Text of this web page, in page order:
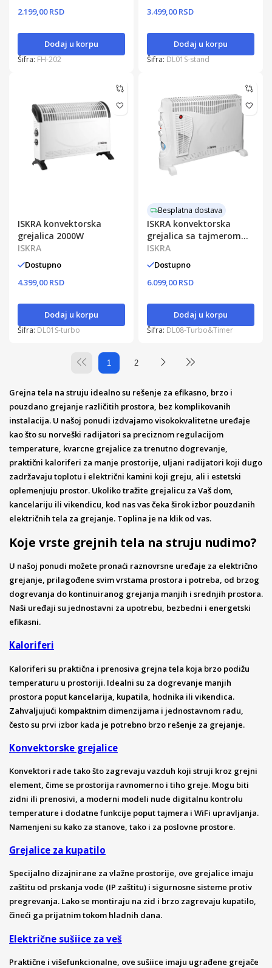
2.199,00 RSD
Dodaj u korpu
Šifra: FH-202
3.499,00 RSD
Dodaj u korpu
Šifra: DL01S-stand
ISKRA konvektorska
grejalica 2000W
ISKRA
Dostupno
4.399,00 RSD
Dodaj u korpu
Šifra: DL01S-turbo
Besplatna dostava
ISKRA konvektorska
grejalica sa tajmerom
2000W
ISKRA
Dostupno
6.099,00 RSD
Dodaj u korpu
Šifra: DL08-Turbo&Timer
1 2
Grejna tela na struju idealno su rešenje za efikasno, brzo i
pouzdano grejanje različitih prostora, bez komplikovanih
instalacija. U našoj ponudi izdvajamo visokokvalitetne uređaje
kao što su norveški radijatori sa preciznom regulacijom
temperature, kvarcne grejalice za trenutno dogrevanje,
praktični kaloriferi za manje prostorije, uljani radijatori koji dugo
zadržavaju toplotu i električni kamini koji greju, ali i estetski
oplemenjuju prostor. Ukoliko tražite grejalicu za Vaš dom,
kancelariju ili vikendicu, kod nas vas čeka širok izbor pouzdanih
električnih tela za grejanje. Toplina je na klik od vas.
Koje vrste grejnih tela na struju nudimo?
U našoj ponudi možete pronaći raznovrsne uređaje za električno
grejanje, prilagođene svim vrstama prostora i potreba, od brzog
dogrevanja do kontinuiranog grejanja manjih i srednjih prostora.
Naši uređaji su jednostavni za upotrebu, bezbedni i energetski
efikasni.
Kaloriferi
Kaloriferi su praktična i prenosiva grejna tela koja brzo podižu
temperaturu u prostoriji. Idealni su za dogrevanje manjih
prostora poput kancelarija, kupatila, hodnika ili vikendica.
Zahvaljujući kompaktnim dimenzijama i jednostavnom radu,
često su prvi izbor kada je potrebno brzo rešenje za grejanje.
Konvektorske grejalice
Konvektori rade tako što zagrevaju vazduh koji struji kroz grejni
element, čime se prostorija ravnomerno i tiho greje. Mogu biti
zidni ili prenosivi, a moderni modeli nude digitalnu kontrolu
temperature i dodatne funkcije poput tajmera i WiFi upravljanja.
Namenjeni su kako za stanove, tako i za poslovne prostore.
Grejalice za kupatilo
Specijalno dizajnirane za vlažne prostorije, ove grejalice imaju
zaštitu od prskanja vode (IP zaštitu) i sigurnosne sisteme protiv
pregrevanja. Lako se montiraju na zid i brzo zagrevaju kupatilo,
čineći ga prijatnim tokom hladnih dana.
Električne sušiice za veš
Praktične i višefunkcionalne, ove sušiice imaju ugrađene grejače